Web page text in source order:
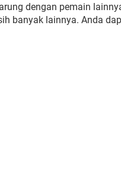
dengan pemain
banyak lainnya. Anda